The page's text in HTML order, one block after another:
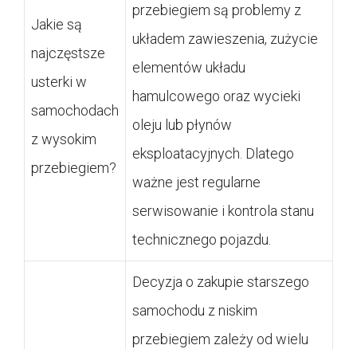
Jakie są
najczęstsze
usterki w
samochodach
z wysokim
przebiegiem?
przebiegiem są problemy z
układem zawieszenia, zużycie
elementów układu
hamulcowego oraz wycieki
oleju lub płynów
eksploatacyjnych. Dlatego
ważne jest regularne
serwisowanie i kontrola stanu
technicznego pojazdu.
Decyzja o zakupie starszego
samochodu z niskim
przebiegiem zależy od wielu